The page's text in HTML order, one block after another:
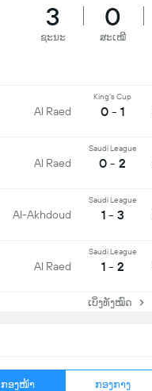
ກອງໜ້າ ກອງກາງ
3
ຊະນະ
0
ສະເໝີ
Al Raed
King's Cup
0 - 1
Al Raed
Saudi League
0 - 2
Al-Akhdoud
Saudi League
1 - 3
Al Raed
Saudi League
1 - 2
ເບິ່ງທັງໝົດ